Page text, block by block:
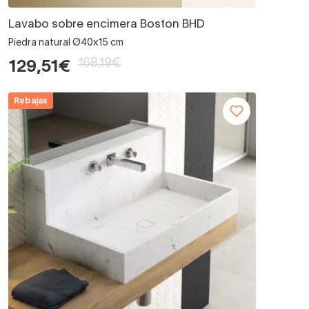
Lavabo sobre encimera Boston BHD
Piedra natural Ø40x15 cm
129,51€ 168,19€
Rebajas